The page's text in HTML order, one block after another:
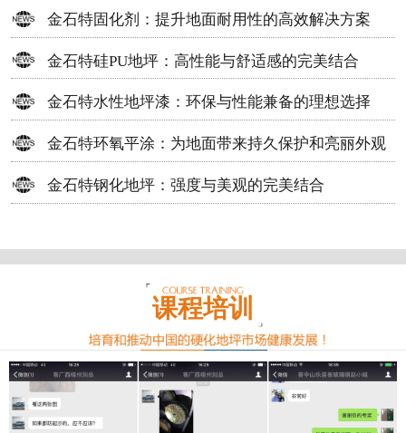
金石特固化剂：提升地面耐用性的高效解决方案
金石特硅PU地坪：高性能与舒适感的完美结合
金石特水性地坪漆：环保与性能兼备的理想选择
金石特环氧平涂：为地面带来持久保护和亮丽外观
金石特钢化地坪：强度与美观的完美结合
课程培训